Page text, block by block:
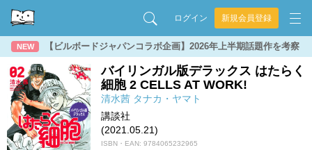
ログイン 新規会員登録
NEW 【ビルボードジャパンコラボ企画】2026年上半期話題作を考察
バイリンガル版デラックス はたらく
細胞 2 CELLS AT WORK!
清水茜 タナカ・ヤマト
講談社
(2021.05.21)
ISBN・EAN: 9784065232965